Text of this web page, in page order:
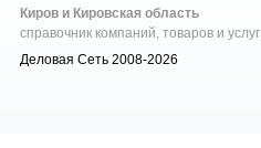
Киров и Кировская область
справочник компаний, товаров и услуг
Деловая Сеть 2008-2026